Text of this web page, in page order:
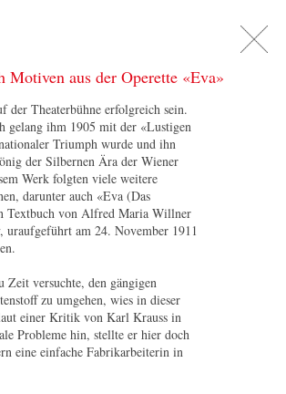
Motiven aus der Operette «Eva»
der Theaterbühne erfolgreich sein.
gelang ihm 1905 mit der «Lustigen
Triumph wurde und ihn
der Silbernen Ära der Wiener
Werk folgten viele weitere
darunter auch «Eva (Das
Textbuch von Alfred Maria Willner
uraufgeführt am 24. November 1911
Zeit versuchte, den gängigen
zu umgehen, wies in dieser
einer Kritik von Karl Krauss in
Probleme hin, stellte er hier doch
eine einfache Fabrikarbeiterin in